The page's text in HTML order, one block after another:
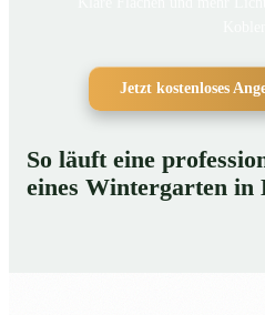
Jetzt kostenloses
So läuft eine
eines Wintergarten in